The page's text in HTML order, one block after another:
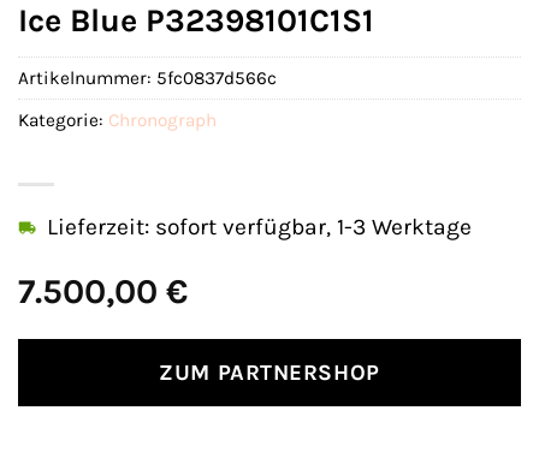
Ice Blue P32398101C1S1
7.500,00 €
Lieferzeit: sofort verfügbar, 1-3 Werktage
ZUM PARTNERSHOP
Artikelnummer: 5fc0837d566c
Kategorie: Chronograph